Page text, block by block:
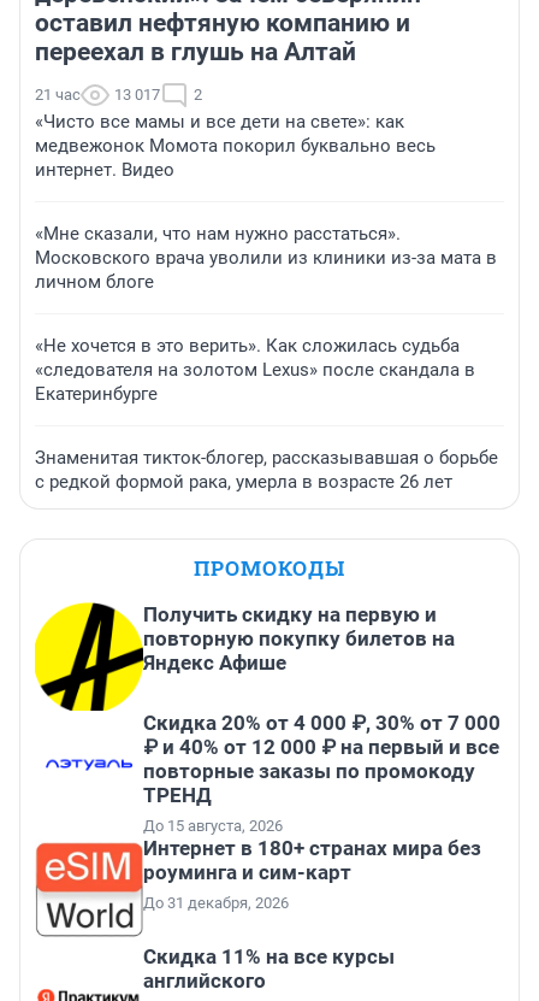
оставил нефтяную компанию и
переехал в глушь на Алтай
21 час 13 017 2
«Чисто все мамы и все дети на свете»: как
медвежонок Момота покорил буквально весь
интернет. Видео
«Мне сказали, что нам нужно расстаться».
Московского врача уволили из клиники из-за мата в
личном блоге
«Не хочется в это верить». Как сложилась судьба
«следователя на золотом Lexus» после скандала в
Екатеринбурге
Знаменитая тикток-блогер, рассказывавшая о борьбе
с редкой формой рака, умерла в возрасте 26 лет
ПРОМОКОДЫ
Получить скидку на первую и
повторную покупку билетов на
Яндекс Афише
Скидка 20% от 4 000 ₽, 30% от 7 000
₽ и 40% от 12 000 ₽ на первый и все
повторные заказы по промокоду
ТРЕНД
До 15 августа, 2026
Интернет в 180+ странах мира без
роуминга и сим-карт
До 31 декабря, 2026
Скидка 11% на все курсы
английского